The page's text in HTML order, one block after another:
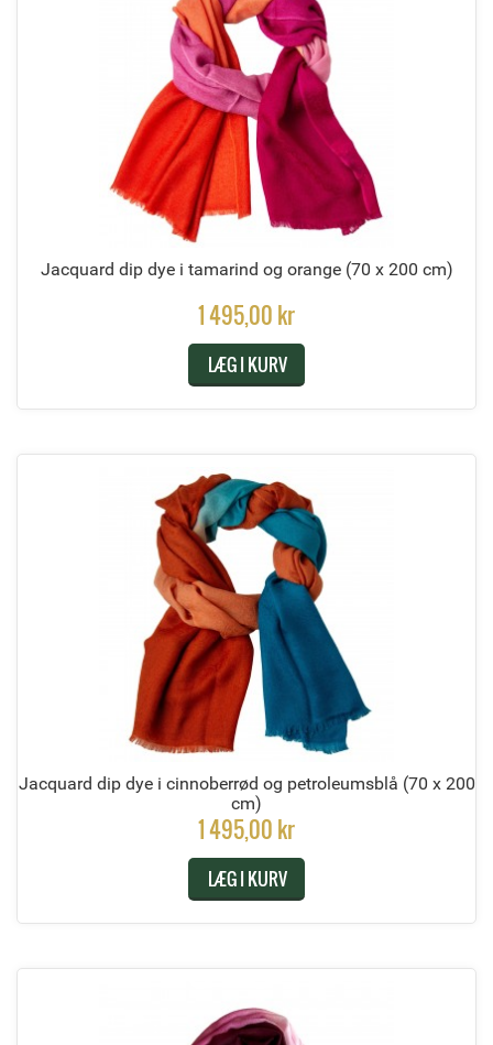
Jacquard dip dye i tamarind og orange (70 x 200 cm)
1 495,00 kr
LÆG I KURV
Jacquard dip dye i cinnoberrød og petroleumsblå (70 x 200
cm)
1 495,00 kr
LÆG I KURV